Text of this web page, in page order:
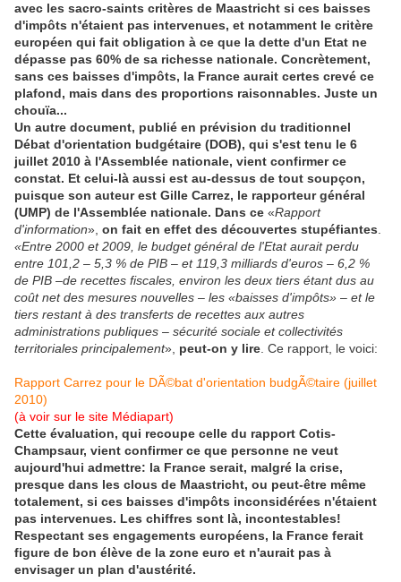
avec les sacro-saints critères de Maastricht si ces baisses
d'impôts n'étaient pas intervenues, et notamment le critère
européen qui fait obligation à ce que la dette d'un Etat ne
dépasse pas 60% de sa richesse nationale. Concrètement,
sans ces baisses d'impôts, la France aurait certes crevé ce
plafond, mais dans des proportions raisonnables. Juste un
chouïa...
Un autre document, publié en prévision du traditionnel
Débat d'orientation budgétaire (DOB), qui s'est tenu le 6
juillet 2010 à l'Assemblée nationale, vient confirmer ce
constat. Et celui-là aussi est au-dessus de tout soupçon,
puisque son auteur est Gille Carrez, le rapporteur général
(UMP) de l'Assemblée nationale. Dans ce «Rapport
d'information», on fait en effet des découvertes stupéfiantes
«Entre 2000 et 2009, le budget général de l'Etat aurait perdu
entre 101,2 – 5,3 % de PIB – et 119,3 milliards d'euros – 6,2 %
de PIB –de recettes fiscales, environ les deux tiers étant dus au
coût net des mesures nouvelles – les «baisses d'impôts» – et le
tiers restant à des transferts de recettes aux autres
administrations publiques – sécurité sociale et collectivités
territoriales principalement», peut-on y lire . Ce rapport, le voici:
Rapport Carrez pour le DÃ©bat d'orientation budgÃ©taire (juillet
2010)
(à voir sur le site Médiapart)
Cette évaluation, qui recoupe celle du rapport Cotis-
Champsaur, vient confirmer ce que personne ne veut
aujourd'hui admettre: la France serait, malgré la crise,
presque dans les clous de Maastricht, ou peut-être même
totalement, si ces baisses d'impôts inconsidérées n'étaient
pas intervenues. Les chiffres sont là, incontestables!
Respectant ses engagements européens, la France ferait
figure de bon élève de la zone euro et n'aurait pas à
envisager un plan d'austérité.